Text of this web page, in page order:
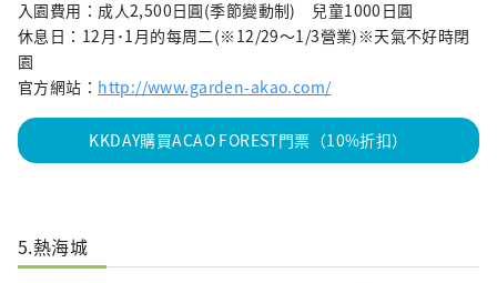
入園費用：成人2,500日圓(季節變動制) 兒童1000日圓
休息日：12月･1月的每周二(※12/29～1/3營業)※天氣不好時閉
園
官方網站： http://www.garden-akao.com/
KKDAY購買ACAO FOREST門票（10%折扣）
5.熱海城